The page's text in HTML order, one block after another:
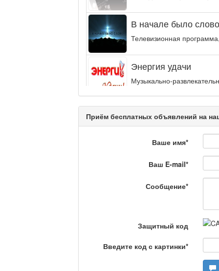
В начале было
Телевизионная
Энергия удачи
Музыкально-
Кәусар
На полицейской
Еженедельный обзор
Люди в кадре
Приём бесплатных объявлений на
Ваше имя*
Ваш E-mail*
Сообщение*
Защитный код
Введите код с картинки*